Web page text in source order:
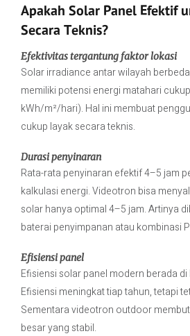
Apakah Solar Panel Efektif
Secara Teknis?
Efektivitas tergantung faktor lokasi
Solar irradiance antar wilayah
memiliki potensi energi matahari
kWh/m²/hari). Hal ini membuat
cukup layak secara teknis.
Durasi penyinaran
Rata-rata penyinaran efektif 4–5 jam
kalkulasi energi. Videotron bisa
solar hanya optimal 4–5 jam. Artinya
baterai penyimpanan atau kombinasi
Efisiensi panel
Efisiensi solar panel modern berada
Efisiensi meningkat tiap tahun, tetapi
Sementara videotron outdoor
besar yang stabil.